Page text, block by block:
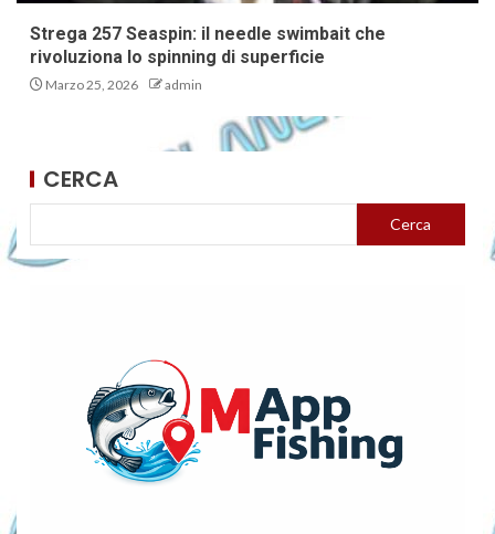
Strega 257 Seaspin: il needle swimbait che
rivoluziona lo spinning di superficie
Marzo 25, 2026 admin
CERCA
Cerca